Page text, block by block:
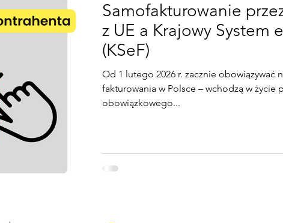
Samofakturowanie
z UE a Krajowy System
(KSeF)
Od 1 lutego 2026 r. zacznie obowiązywać
fakturowania w Polsce – wchodzą w życie
obowiązkowego...